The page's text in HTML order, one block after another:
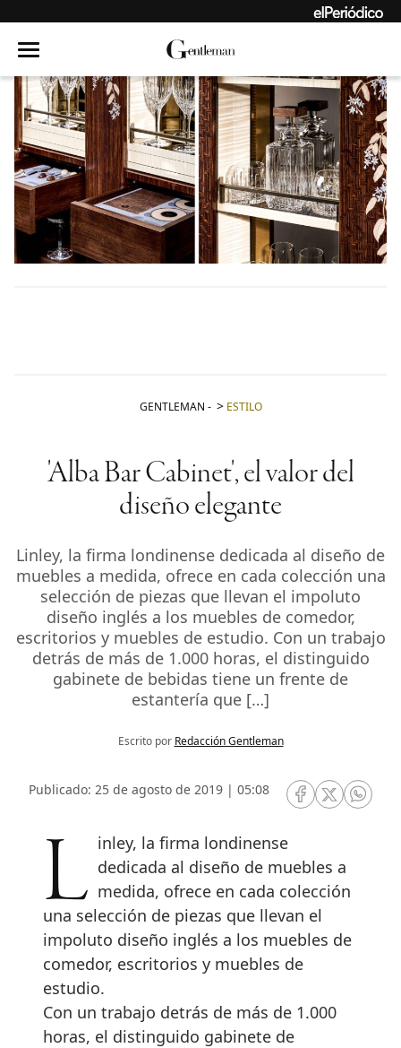
GENTLEMAN - ESTILO
'Alba Bar Cabinet', el valor del
diseño elegante
Linley, la firma londinense dedicada al diseño de
muebles a medida, ofrece en cada colección una
selección de piezas que llevan el impoluto
diseño inglés a los muebles de comedor,
escritorios y muebles de estudio. Con un trabajo
detrás de más de 1.000 horas, el distinguido
gabinete de bebidas tiene un frente de
estantería que […]
Escrito por Redacción Gentleman
Publicado: 25 de agosto de 2019 | 05:08
RRSS Facebook
RRSSRRSS
Linley, la firma londinense dedicada al diseño de muebles a
medida, ofrece en cada colección
una selección de piezas que llevan el
impoluto diseño inglés a los muebles de
comedor, escritorios y muebles de
estudio.
Con un trabajo detrás de más de 1.000
horas, el distinguido gabinete de